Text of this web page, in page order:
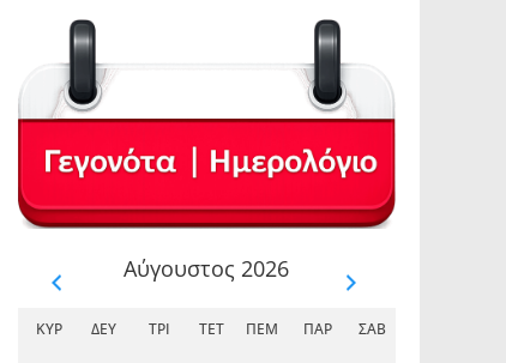
Αύγουστος 2026
ΚΥΡ ΔΕΥ ΤΡΊ ΤΕΤ ΠΈΜ ΠΑΡ ΣΆΒ